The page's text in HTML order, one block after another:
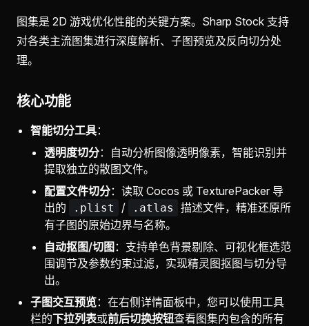
图集是 2D 游戏优化性能的关键方案。Sharp Stock 支持
对各类主流图集进行深度解析、子图预览及反向切分处
理。
核心功能
智能切分工具：
透明度切分：自动分析图像透明像素，智能识别并
提取独立的散图文件。
配置文件切分：读取 Cocos 或 TexturePacker 导
出的
.plist / .atlas
描述文件，精准还原所
有子图的原始边界与名称。
自动抠图/切图 ：支持单色背景剔除、可视化框选范
围调节及参数约束过滤，实现精灵图抠图与切分导
出。
子图交互预览：在右侧详情面板中，您可以使用工具
栏的下拉列表或前后切换按钮查看图集内包含的所有